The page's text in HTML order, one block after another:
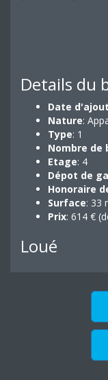
Details du
Date d'ajout
Nature:
Type: 1
Nombre de
Etage: 4
Dépot de
Honoraire
Surface: 33
Prix: 614 €
Loué